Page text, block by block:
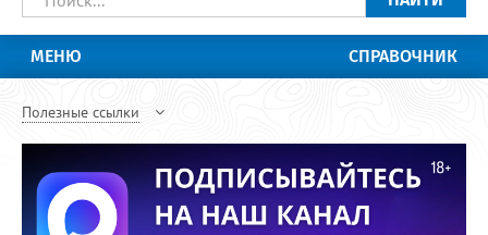
МЕНЮ СПРАВОЧНИК
Полезные ссылки